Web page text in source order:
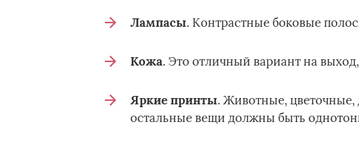
Лампасы. Контрастные боковые
Кожа. Это отличный вариант на выход,
Яркие принты. Животные, цветочные,
остальные вещи должны быть